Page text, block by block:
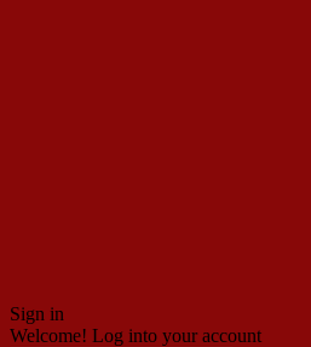
Sign in
Welcome! Log into your account